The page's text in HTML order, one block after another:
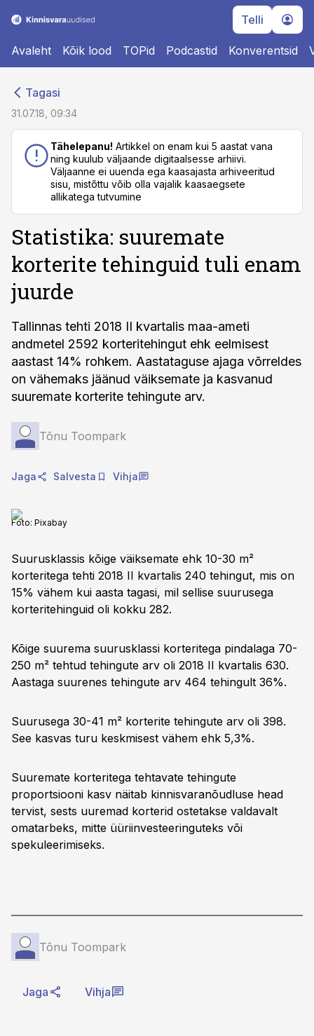
Telli
Avaleht Kõik lood TOPid Podcastid Konverentsid
Tagasi
31.07.18, 09:34
Tähelepanu! Artikkel on enam kui 5 aastat vana
ning kuulub väljaande digitaalsesse arhiivi.
Väljaanne ei uuenda ega kaasajasta arhiveeritud
sisu, mistõttu võib olla vajalik kaasaegsete
allikatega tutvumine
Statistika: suuremate
korterite tehinguid tuli enam
juurde
Tallinnas tehti 2018 II kvartalis maa-ameti
andmetel 2592 korteritehingut ehk eelmisest
aastast 14% rohkem. Aastataguse ajaga võrreldes
on vähemaks jäänud väiksemate ja kasvanud
suuremate korterite tehingute arv.
Tõnu Toompark
Jaga Salvesta Vihja
Foto: Pixabay
Suurusklassis kõige väiksemate ehk 10-30 m²
korteritega tehti 2018 II kvartalis 240 tehingut, mis on
15% vähem kui aasta tagasi, mil sellise suurusega
korteritehinguid oli kokku 282.
Kõige suurema suurusklassi korteritega pindalaga 70-
250 m² tehtud tehingute arv oli 2018 II kvartalis 630.
Aastaga suurenes tehingute arv 464 tehingult 36%.
Suurusega 30-41 m² korterite tehingute arv oli 398.
See kasvas turu keskmisest vähem ehk 5,3%.
Suuremate korteritega tehtavate tehingute
proportsiooni kasv näitab kinnisvaranõudluse head
tervist, sests uuremad korterid ostetakse valdavalt
omatarbeks, mitte üüriinvesteeringuteks või
spekuleerimiseks.
Tõnu Toompark
Jaga Vihja